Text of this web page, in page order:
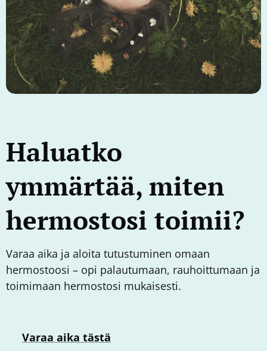
Haluatko
ymmärtää, miten
hermostosi toimii?
Varaa aika ja aloita tutustuminen omaan
hermostoosi – opi palautumaan, rauhoittumaan ja
toimimaan hermostosi mukaisesti.
Varaa aika tästä